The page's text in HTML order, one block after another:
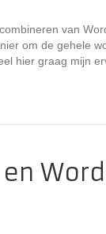
van
om de gehele
hier graag mijn